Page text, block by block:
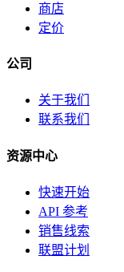
商店
定价
公司
关于我们
联系我们
资源中心
快速开始
API 参考
销售线索
联盟计划